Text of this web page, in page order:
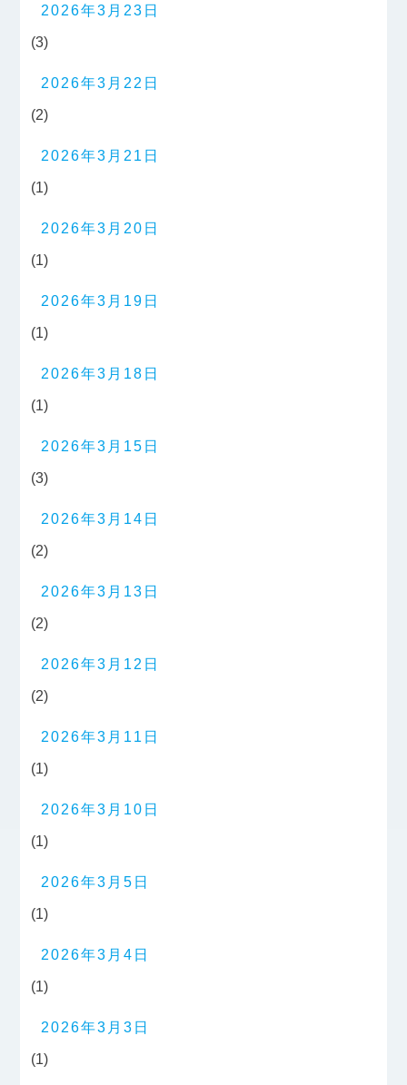
2026年3月23日
(3)
2026年3月22日
(2)
2026年3月21日
(1)
2026年3月20日
(1)
2026年3月19日
(1)
2026年3月18日
(1)
2026年3月15日
(3)
2026年3月14日
(2)
2026年3月13日
(2)
2026年3月12日
(2)
2026年3月11日
(1)
2026年3月10日
(1)
2026年3月5日
(1)
2026年3月4日
(1)
2026年3月3日
(1)